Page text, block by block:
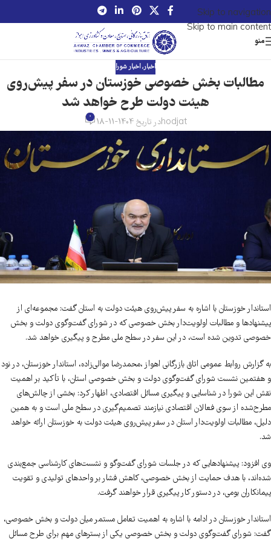
Skip to navigation
Skip to main content
منو
اخبار,اخبار شورا
مطالبات بخش خصوصی خوزستان در سفر پیش‌روی
هیئت دولت طرح خواهد شد
hodjatدر تاریخ 1404-11-18 0
استاندار خوزستان با اشاره به سفر پیش‌روی هیئت دولت به استان گفت: مجموعه‌ای از
پیشنهادها و مطالبات اولویت‌دار بخش خصوصی که در شورای گفت‌وگوی دولت و بخش
خصوصی تدوین شده است، در این سفر در سطح ملی مطرح و پیگیری خواهد شد.
به گزارش روابط عمومی اتاق بازرگانی اهواز ،محمدرضا موالی‌زاده، استاندار خوزستان، در نود
و هفتمین نشست شورای گفت‌وگوی دولت و بخش خصوصی استان، با تأکید بر اهمیت
نقش این شورا در شناسایی و پیگیری مسائل اقتصادی، اظهار کرد: بخشی از چالش‌های
مطرح‌شده از سوی فعالان اقتصادی نیازمند تصمیم‌گیری در سطح ملی است و به همین
دلیل، مطالبات اولویت‌دار استان در سفر پیش‌روی هیئت دولت به خوزستان ارائه خواهد
شد.
وی افزود: پیشنهادهایی که در جلسات شورای گفت‌وگو و نشست‌های کارشناسی جمع‌بندی
شده‌اند، با هدف حمایت از بخش خصوصی، کاهش فشار بر واحدهای تولیدی و تقویت
پیمانکاران بومی، در دستور کار پیگیری قرار خواهند گرفت.
استاندار خوزستان در ادامه با اشاره به اهمیت تعامل مستمر میان دولت و بخش خصوصی،
گفت: شورای گفت‌وگوی دولت و بخش خصوصی یکی از بسترهای مهم برای طرح مسائل